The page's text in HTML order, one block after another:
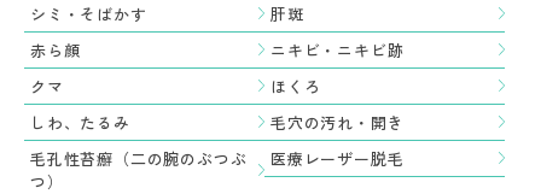
シミ・そばかす
肝斑
赤ら顔
ニキビ・ニキビ跡
クマ
ほくろ
しわ、たるみ
毛穴の汚れ・開き
毛孔性苔癬（二の腕のぶつぶ
つ）
医療レーザー脱毛